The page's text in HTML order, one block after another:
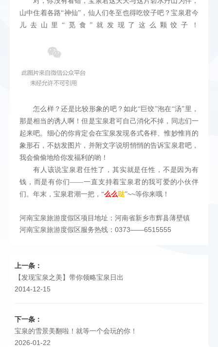
山中住着各路“神仙”，仙人们冬至也得吃饺子吧？宝泉君今
儿去山里“觅食”就发现了这么颗饺子！
怎么样？还是比较形象的吧？如此“巨饺”泡在“汤”里，
那是相当的诱人啊！但是宝泉君可自己消化不掉，同志们一
起来吧。细心的你肯定会在宝泉发现各式各样、惟妙惟肖的
象形石，不妨发图片，并附文字说明悄悄的告诉宝泉君吧，
我会偷偷地给你发福利的喲！
有人该说宝泉君任性了，其实就是任性，不是因为有
钱，而是有你们——一直支持着宝泉君的我可爱的小伙伴
们。年末，宝泉君潮一把，“么么哒”~~等你来哦！
河南宝泉旅游度假区项目地址：河南省新乡市辉县薄壁镇
河南宝泉旅游度假区服务热线：0373——6515555
上一条：
【发现宝泉之美】带你领略宝泉日出
2014-12-15
下一条：
宝泉的雪景美翻啦！就等一个会玩的你！
2026-01-22